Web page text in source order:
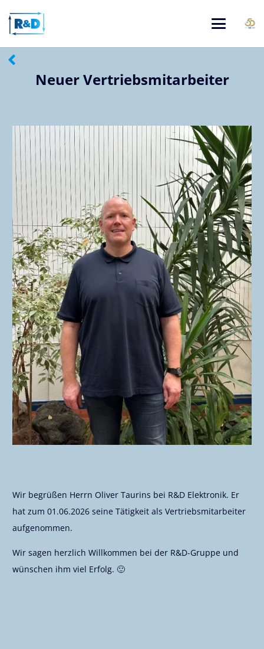
Neuer Vertriebsmitarbeiter
Wir begrüßen Herrn Oliver Taurins bei R&D Elektronik. Er
hat zum 01.06.2026 seine Tätigkeit als Vertriebsmitarbeiter
aufgenommen.
Wir sagen herzlich Willkommen bei der R&D-Gruppe und
wünschen ihm viel Erfolg. 🙂